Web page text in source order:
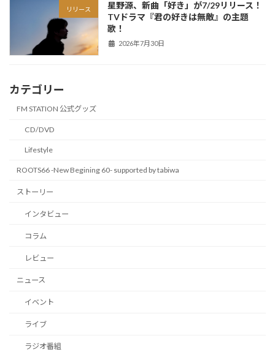
リリース
星野源、新曲「好き」が7/29リリース！
TVドラマ『君の好きは無敵』の主題
歌！
2026年7月30日
カテゴリー
FM STATION 公式グッズ
CD/DVD
Lifestyle
ROOTS66 -New Begining 60- supported by tabiwa
ストーリー
インタビュー
コラム
レビュー
ニュース
イベント
ライブ
ラジオ番組